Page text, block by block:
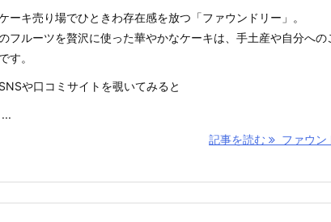
ーキ売り場でひときわ存在感を放つ「ファウンドリー」。
フルーツを贅沢に使った華やかなケーキは、手土産や自分への
す。
や口コミサイトを覗いてみると
記事を読む
ファウン